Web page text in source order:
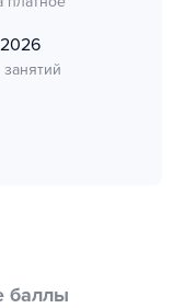
2026
баллы